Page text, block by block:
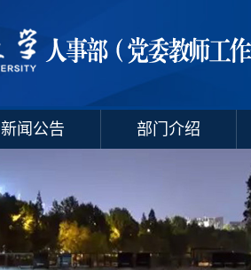
新闻公告 部门介绍